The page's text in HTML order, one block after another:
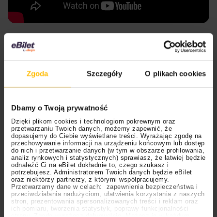
Zgoda Szczegóły O plikach cookies
Dbamy o Twoją prywatność
Dzięki plikom cookies i technologiom pokrewnym oraz
przetwarzaniu Twoich danych, możemy zapewnić, że
dopasujemy do Ciebie wyświetlane treści. Wyrażając zgodę na
przechowywanie informacji na urządzeniu końcowym lub dostęp
do nich i przetwarzanie danych (w tym w obszarze profilowania,
analiz rynkowych i statystycznych) sprawiasz, że łatwiej będzie
odnaleźć Ci na eBilet dokładnie to, czego szukasz i
potrzebujesz. Administratorem Twoich danych będzie eBilet
oraz niektórzy partnerzy, z którymi współpracujemy.
Przetwarzamy dane w celach: zapewnienia bezpieczeństwa i
przeciwdziałania nadużyciom, ułatwienia korzystania z naszych
stron, prezentowania spersonalizowanych treści i reklam oraz
ich pomiaru, tworzenia statystyk, poprawy funkcjonalności
Powieść Nicka Cave’a doczeka
się adaptacji telewizyjnej
To nie koniec nowości w świecie twórczymNicka
Cave’a!W sierpniu potwierdzono, że jego powieść z
sześcioodcinkowy serial, który również zostanie
wyemitowany na Sky. Za reżyserię odpowiada
Eklöf, a w role główne wcielą sięMatt Smith oraz
Rafael Mathé. Nick Cavejest jednym z producentów
wykonawczych.
Szykujcie się na nową dawkę muzyki – potwierdzono,
że twórca wraz zWarrenem Ellisem pracowali nad
ścieżką dźwiękową do produkcji. Serial ujrzy światło
dzienne20 listopada.